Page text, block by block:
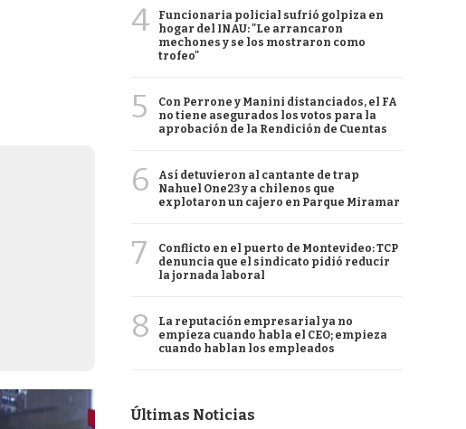
4
Funcionaria policial sufrió golpiza en
hogar del INAU: "Le arrancaron
mechones y se los mostraron como
trofeo"
5
Con Perrone y Manini distanciados, el FA
no tiene asegurados los votos para la
aprobación de la Rendición de Cuentas
6
Así detuvieron al cantante de trap
Nahuel One23 y a chilenos que
explotaron un cajero en Parque Miramar
7
Conflicto en el puerto de Montevideo: TCP
denuncia que el sindicato pidió reducir
la jornada laboral
8
La reputación empresarial ya no
empieza cuando habla el CEO; empieza
cuando hablan los empleados
Últimas Noticias